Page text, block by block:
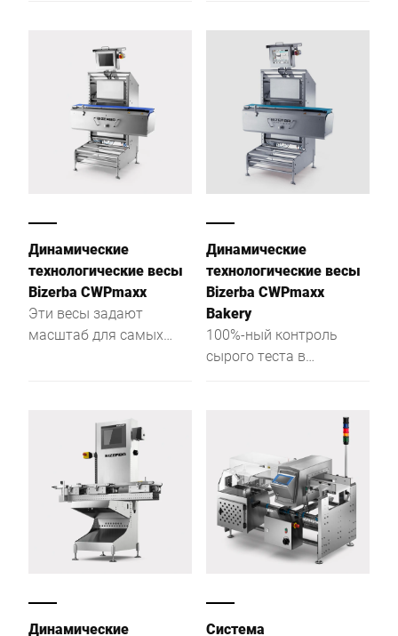
максимальную
безопасность: с
помощью
рентгеновской
технологии XRE-D
безошибочно
поврежденные части в
продуктах питания.
Помимо металлических
и неметаллических
включений, система
деформированные
продукты, а также
перевес и недовес.
Эффективная система
быстрой замены
конвейерной ленты
позволяет заменить ее
стабильное качество
упакованных продуктов
Динамические
технологические весы
Bizerba CWPmaxx
Эти весы задают
масштаб для самых
незакрытыми
пищевыми продуктами
Динамические
технологические весы
Bizerba CWPmaxx
Bakery
100%-ный контроль
сырого теста в
Динамические Система